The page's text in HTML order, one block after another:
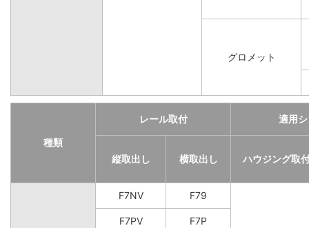
グロメット
種類
レール取付 適用
縦取出し 横取出し ハウジング取
F7NV F79
F7PV F7P